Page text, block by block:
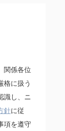
関係各位
格に扱う
識し、ニ
針に従
項を遵守